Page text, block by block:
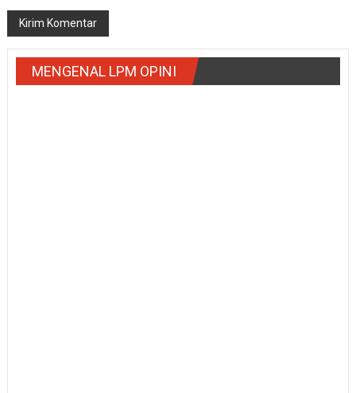
MENGENAL LPM OPINI